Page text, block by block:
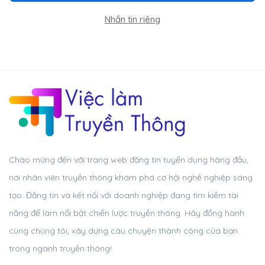
Nhắn tin riêng
Chào mừng đến với trang web đăng tin tuyển dụng hàng đầu,
nơi nhân viên truyền thông khám phá cơ hội nghề nghiệp sáng
tạo. Đăng tin và kết nối với doanh nghiệp đang tìm kiếm tài
năng để làm nổi bật chiến lược truyền thông. Hãy đồng hành
cùng chúng tôi, xây dựng câu chuyện thành công của bạn
trong ngành truyền thông!